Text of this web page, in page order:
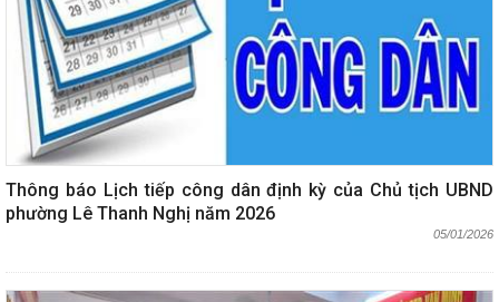
Thông báo Lịch tiếp công dân định kỳ của Chủ tịch UBND
phường Lê Thanh Nghị năm 2026
05/01/2026